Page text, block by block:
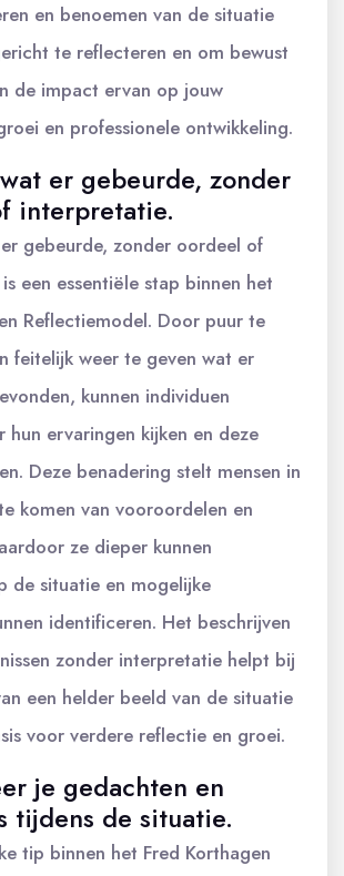
en benoemen van de situatie
te reflecteren en om bewust
de impact ervan op jouw
en professionele ontwikkeling.
er gebeurde, zonder
interpretatie.
gebeurde, zonder oordeel of
een essentiële stap binnen het
Reflectiemodel. Door puur te
feitelijk weer te geven wat er
kunnen individuen
hun ervaringen kijken en deze
Deze benadering stelt mensen in
komen van vooroordelen en
ze dieper kunnen
de situatie en mogelijke
identificeren. Het beschrijven
zonder interpretatie helpt bij
een helder beeld van de situatie
voor verdere reflectie en groei.
je gedachten en
tijdens de situatie.
tip binnen het Fred Korthagen